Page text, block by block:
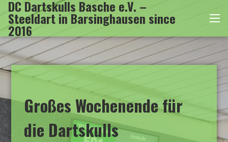
Zum
Inhalt
springen
DC Dartskulls Basche e.V. –
Steeldart in Barsinghausen since
2016
Großes Wochenende für
die Dartskulls